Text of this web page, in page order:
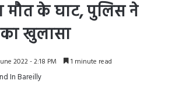
मौत के घाट, पुलिस ने
खुलासा
2022 - 2:18 PM 1 minute read